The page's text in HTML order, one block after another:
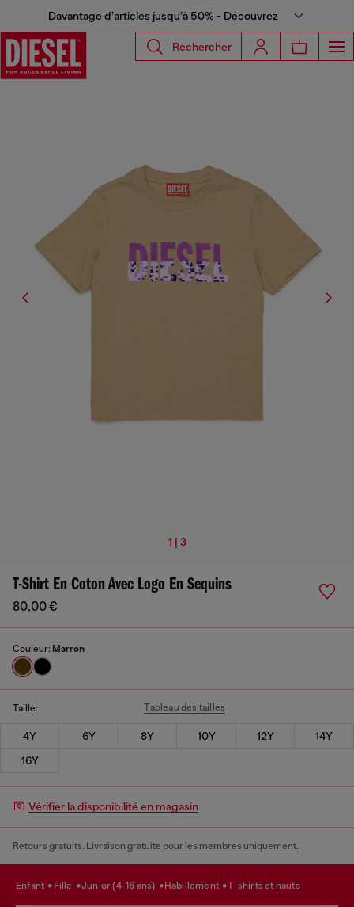
Davantage d’articles jusqu’à 50% - Découvrez
Rechercher
1 | 3
T-Shirt En Coton Avec Logo En Sequins
80,00 €
Couleur: Marron
Taille: Tableau des tailles
4Y 6Y 8Y 10Y 12Y
14Y
16Y
Vérifier la disponibilité en magasin
Retours gratuits. Livraison gratuite pour les membres uniquement.
enfant fille junior (4-16 ans) habillement t-shirts et hauts